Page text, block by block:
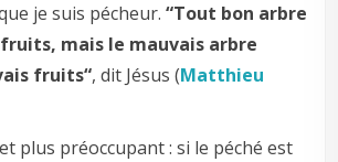
je suis pécheur.“Tout bon arbre
mais le mauvais arbre
fruits“, dit Jésus (Matthieu
plus préoccupant : si le péché est